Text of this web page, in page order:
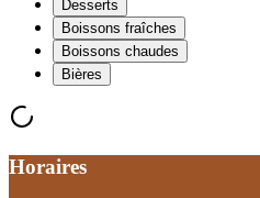
Desserts
Boissons fraîches
Boissons chaudes
Bières
Horaires